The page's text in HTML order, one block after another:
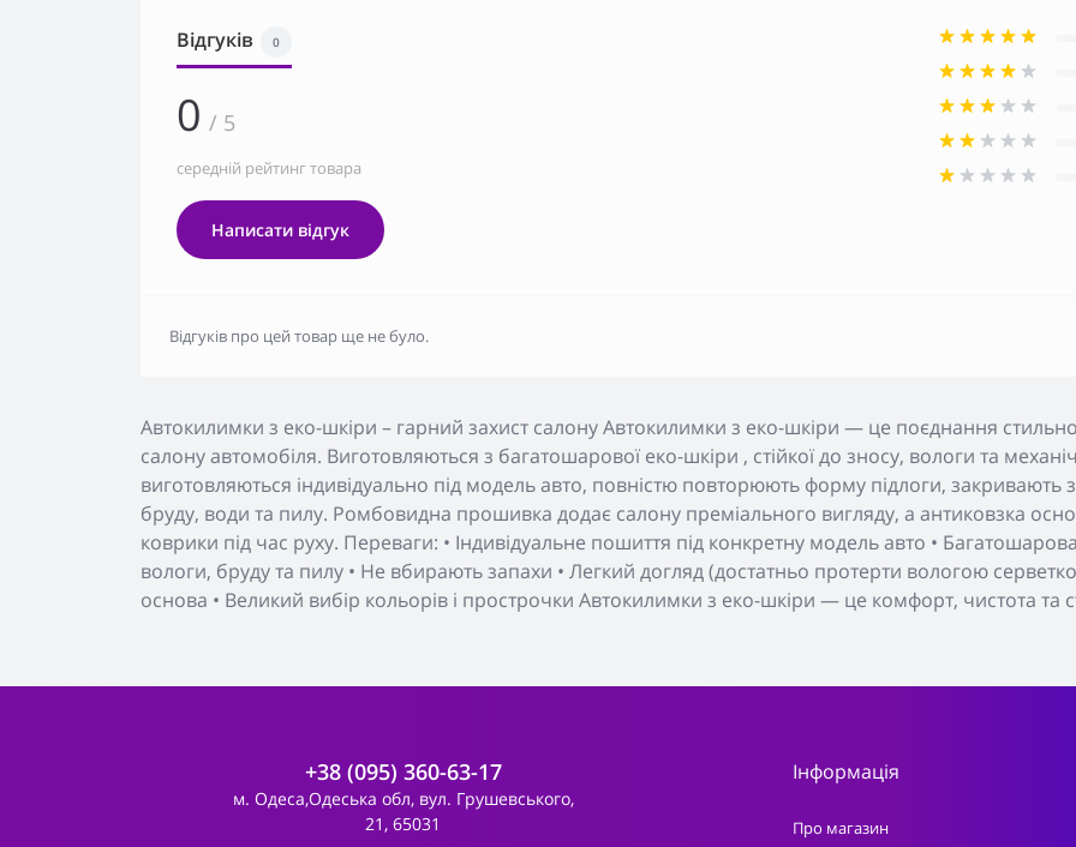
Автокилимки з еко-шкіри – гарний захист салону Автокилимки з еко-шкіри — це поєднання
салону автомобіля. Виготовляються з багатошарової еко-шкіри , стійкої до зносу, вологи та
виготовляються індивідуально під модель авто, повністю повторюють форму підлоги, закривають
бруду, води та пилу. Ромбовидна прошивка додає салону преміального вигляду, а антиковзка
коврики під час руху. Переваги: • Індивідуальне пошиття під конкретну модель авто •
вологи, бруду та пилу • Не вбирають запахи • Легкий догляд (достатньо протерти вологою
основа • Великий вибір кольорів і прострочки Автокилимки з еко-шкіри — це комфорт, чистота та
Відгуків 0
0 / 5
середній рейтинг товара
Написати відгук
Відгуків про цей товар ще не було.
+38 (095) 360-63-17
м. Одеса,Одеська обл, вул. Грушевського,
21, 65031
Інформація
Про магазин